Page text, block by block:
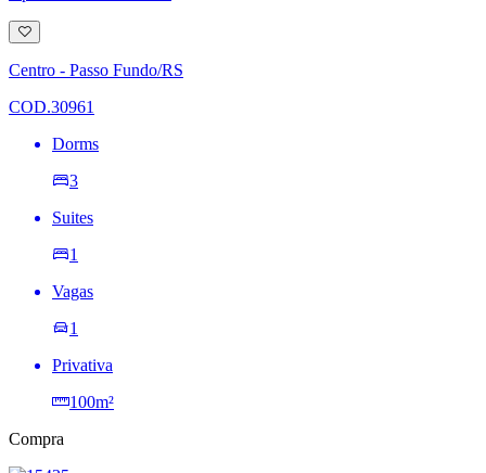
Adicionar
à
lista
de
Centro - Passo Fundo/RS
COD.30961
Dorms
3
Suites
1
Vagas
1
Privativa
100m²
Compra